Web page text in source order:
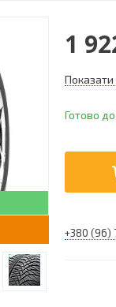
1
Показати
Готово
+380 (96)